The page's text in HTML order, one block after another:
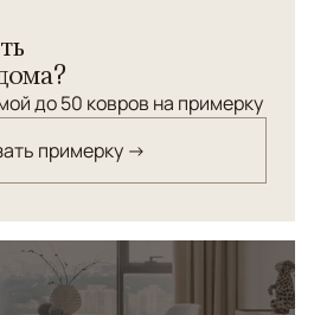
и тонким растительным
вручную. Его мягкие
рисунок придают интерьеру
станет ярким акцентом в
кабинете.
до 50 ковров на примерку
примерку →